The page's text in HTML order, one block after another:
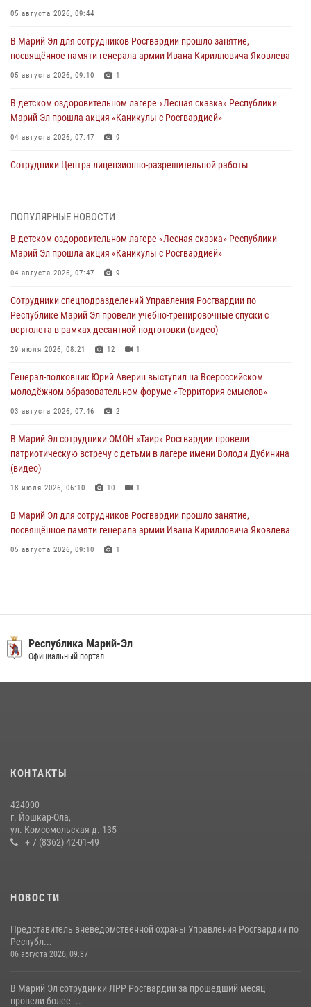
05 августа 2026, 09:44
В Марий Эл для сотрудников Росгвардии прошло занятие,
посвящённое памяти генерала армии Ивана Кирилловича Яковлева
05 августа 2026, 09:10 1
В детском оздоровительном лагере «Лесная сказка» Республики
Марий Эл прошла акция «Каникулы с Росгвардией»
04 августа 2026, 07:47 9
Сотрудники Центра лицензионно-разрешительной работы
04 августа 2026, 06:46
В Йошкар-Оле для сотрудников Росгвардии провели занятие по
антикоррупционной тематике
04 августа 2026, 06:06 2
Генерал-полковник Юрий Аверин выступил на Всероссийском
молодёжном образовательном форуме «Территория смыслов»
03 августа 2026, 07:46
празднования Дня ВДВ и проведения матчевого турнира на Кубок
Раимкуля Малахбекова
03 августа 2026, 06:52 7
Центральная войсковая комендатура Росгвардии отмечает день
образования 2 августа
02 августа 2026, 11:44
ПОПУЛЯРНЫЕ НОВОСТИ
В детском оздоровительном лагере «Лесная сказка» Республики
Марий Эл прошла акция «Каникулы с Росгвардией»
04 августа 2026, 07:47 9
Сотрудники спецподразделений Управления Росгвардии по
Республике Марий Эл провели учебно-тренировочные спуски с
вертолета в рамках десантной подготовки (видео)
29 июля 2026, 08:21 12 1
Генерал-полковник Юрий Аверин выступил на Всероссийском
молодёжном образовательном форуме «Территория смыслов»
03 августа 2026, 07:46 2
В Марий Эл сотрудники ОМОН «Таир» Росгвардии провели
патриотическую встречу с детьми в лагере имени Володи Дубинина
(видео)
18 июля 2026, 06:10 10 1
В Марий Эл для сотрудников Росгвардии прошло занятие,
посвящённое памяти генерала армии Ивана Кирилловича Яковлева
05 августа 2026, 09:10 1
В Марий Эл сотрудники Росгвардии присоединились к масштабной
донорской акции (видео)
Росгвардейцы в Республике Марий Эл приняли участие в
08 июля 2026, 13:48
Управление Росгвардии по Республике Марий Эл приняло участие в
Республика Марий-Эл
Официальный портал
КОНТАКТЫ
424000
г. Йошкар-Ола,
ул. Комсомольская д. 135
+ 7 (8362) 42-01-49
НОВОСТИ
Представитель вневедомственной охраны Управления Росгвардии по
Республ...
06 августа 2026, 09:37
В Марий Эл сотрудники ЛРР Росгвардии за прошедший месяц
провели более ...